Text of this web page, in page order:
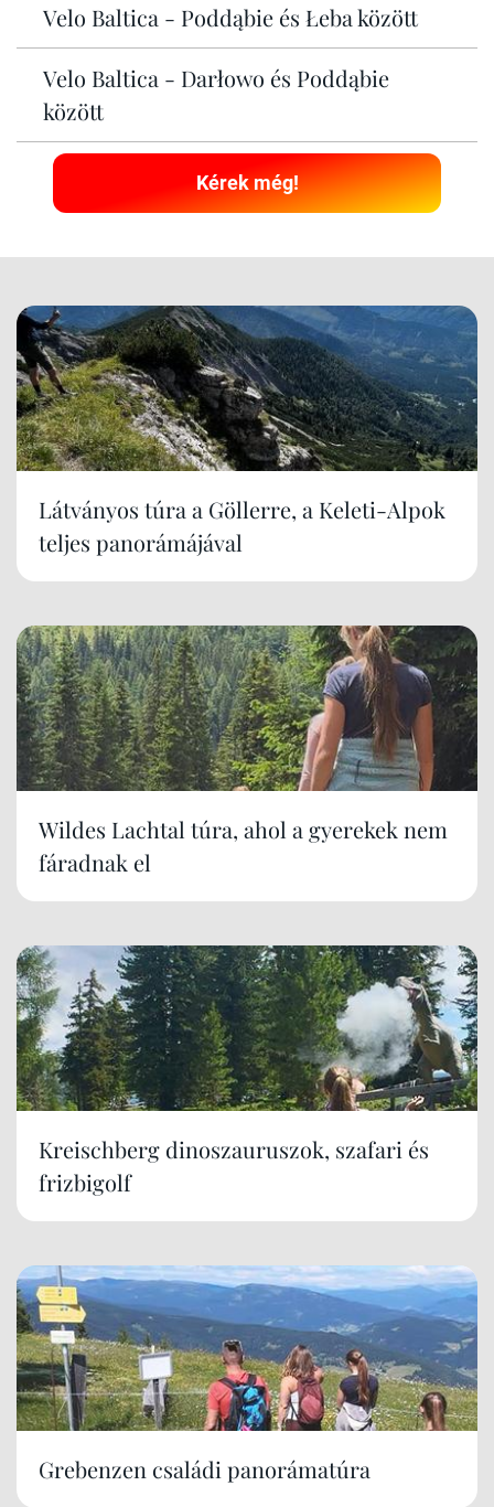
Velo Baltica - Poddąbie és Łeba között
Velo Baltica - Darłowo és Poddąbie
között
Kérek még!
Látványos túra a Göllerre, a Keleti-Alpok
teljes panorámájával
Wildes Lachtal túra, ahol a gyerekek nem
fáradnak el
Kreischberg dinoszauruszok, szafari és
frizbigolf
Grebenzen családi panorámatúra